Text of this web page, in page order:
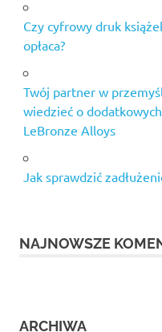
Czy cyfrowy druk
opłaca?
Twój partner w
wiedzieć o
LeBronze Alloys
Jak sprawdzić
NAJNOWSZE
ARCHIWA